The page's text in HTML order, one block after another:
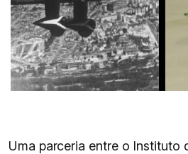
Uma parceria entre o Instituto